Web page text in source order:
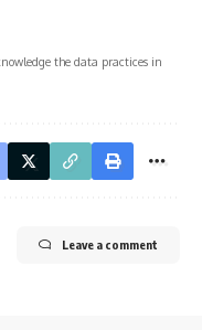
the data practices in
Leave a comment